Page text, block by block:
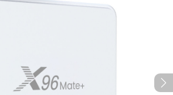
Previous